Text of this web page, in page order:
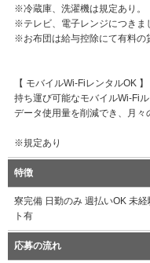
※冷蔵庫、洗濯機は規定あり。
※テレビ、電子レンジにつきま
※お布団は給与控除にて有料の
【 モバイルWi-FiレンタルOK 】
持ち運び可能なモバイルWi-Fi
データ使用量を削減でき、月
※規定あり
特徴
寮完備 日勤のみ 週払いOK 未
ト有
応募の流れ